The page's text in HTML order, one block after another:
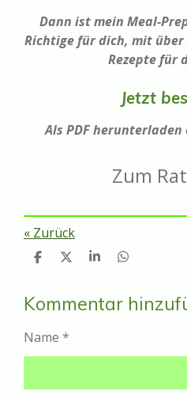
Dann ist mein Meal-
Richtige für dich, mit über
Rezepte für
Jetzt
Als PDF
Zum
« Zurück
T
l
e
T
l
e
T
l
e
T
l
Kommentar
Name *